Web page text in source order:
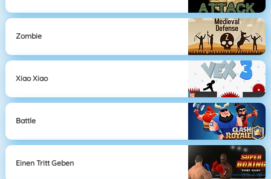
Zombie
Xiao Xiao
Battle
Einen Tritt Geben